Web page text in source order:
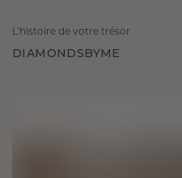
L'histoire de votre trésor
DIAMONDSBYME